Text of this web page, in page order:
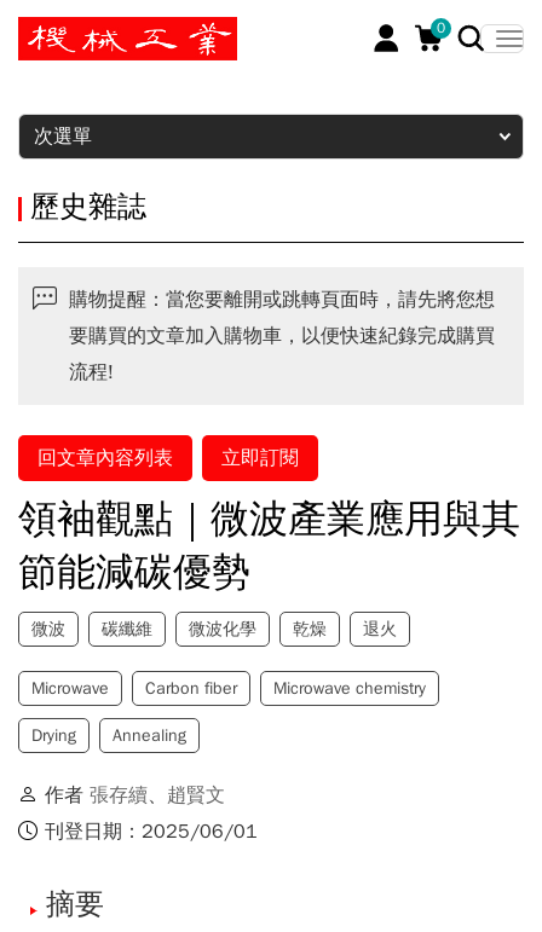
0
暫停
次選單
歷史雜誌
購物提醒：當您要離開或跳轉頁面時，請先將您想
要購買的文章加入購物車，以便快速紀錄完成購買
流程!
回文章內容列表 立即訂閱
領袖觀點｜微波產業應用與其
節能減碳優勢
微波 碳纖維 微波化學 乾燥 退火
Microwave Carbon fiber Microwave chemistry
Drying Annealing
作者 張存續、 趙賢文
刊登日期：2025/06/01
摘要